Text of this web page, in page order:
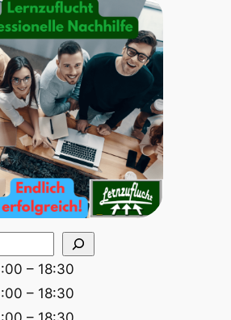
– 18:30
– 18:30